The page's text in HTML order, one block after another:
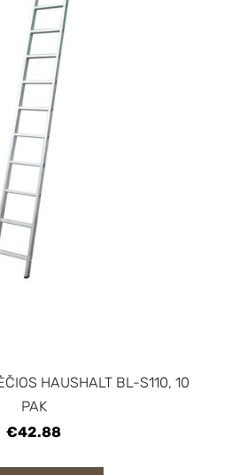
HAUSHALT BL-S110, 10
PAK
€42.88